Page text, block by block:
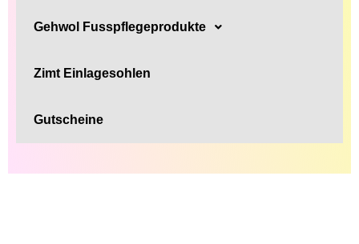
Gehwol Fusspflegeprodukte
Zimt Einlagesohlen
Gutscheine